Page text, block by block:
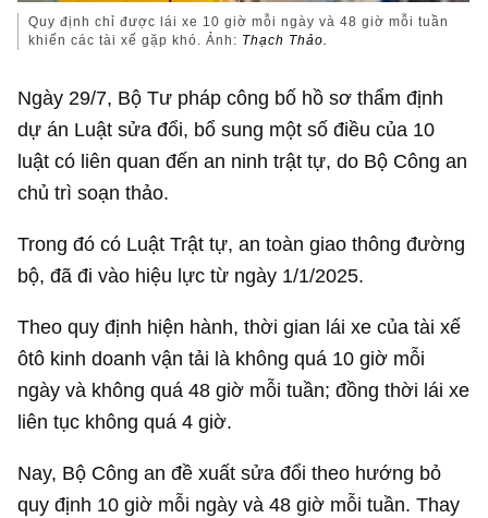
Quy định chỉ được lái xe 10 giờ mỗi ngày và 48 giờ mỗi tuần
khiến các tài xế gặp khó. Ảnh: Thạch Thảo.
Ngày 29/7, Bộ Tư pháp công bố hồ sơ thẩm định
dự án Luật sửa đổi, bổ sung một số điều của 10
luật có liên quan đến an ninh trật tự, do Bộ Công an
chủ trì soạn thảo.
Trong đó có Luật Trật tự, an toàn giao thông đường
bộ, đã đi vào hiệu lực từ ngày 1/1/2025.
Theo quy định hiện hành, thời gian lái xe của tài xế
ôtô kinh doanh vận tải là không quá 10 giờ mỗi
ngày và không quá 48 giờ mỗi tuần; đồng thời lái xe
liên tục không quá 4 giờ.
Nay, Bộ Công an đề xuất sửa đổi theo hướng bỏ
quy định 10 giờ mỗi ngày và 48 giờ mỗi tuần. Thay